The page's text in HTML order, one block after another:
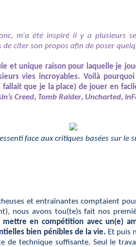
m'a été inspiré il y a plusieurs
de citer son propos afin de poser
et unique raison pour laquelle je
vies incroyables. Voilà
que je la place) de jouer en
Creed, Tomb Raider, Uncharted,
face aux critiques basées sur
et entraînantes comptaient
nous avons tou(te)s fait nos
en compétition avec un(e)
bien pénibles de la vie. Et puis
technique suffisante. Seul le